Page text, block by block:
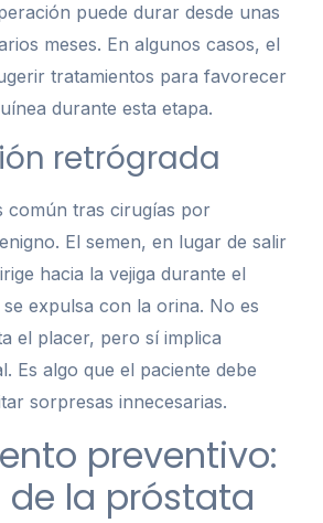
puede durar desde unas
meses. En algunos casos, el
tratamientos para favorecer
durante esta etapa.
retrógrada
común tras cirugías por
El semen, en lugar de salir
hacia la vejiga durante el
expulsa con la orina. No es
el placer, pero sí implica
Es algo que el paciente debe
sorpresas innecesarias.
preventivo:
de la próstata